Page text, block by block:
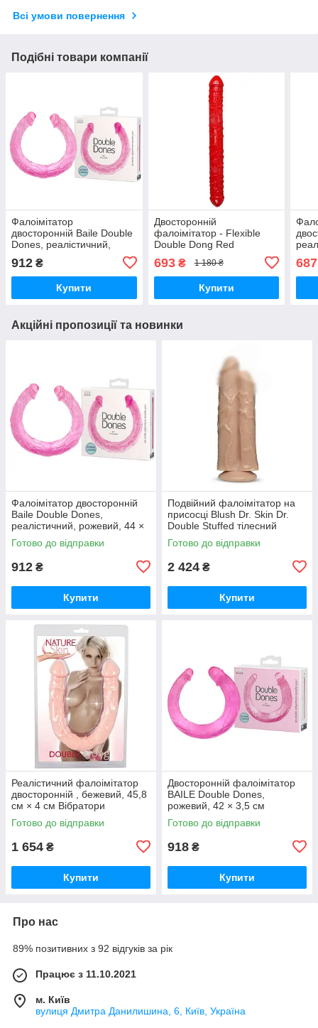
Всі умови повернення
Подібні товари компанії
Фалоімітатор
двосторонній Baile Double
Dones, реалістичний,
Вібратори мастурбатори
секс-шоп
912 ₴
Купити
Двосторонній
фалоімітатор - Flexible
Double Dong Red
Вібратори мастурбатори
секс-шоп
693₴ 1 180 ₴
Купити
687
Акційні пропозиції та новинки
Фалоімітатор двосторонній
Baile Double Dones,
реалістичний, рожевий, 44 ×
3,5 см Вібратори
мастурбатори секс-шоп
Готово до відправки
912 ₴
Купити
Подвійний фалоімітатор на
присосці Blush Dr. Skin Dr.
Double Stuffed тілесний
Вібратори мастурбатори
секс-шоп
Готово до відправки
2 424 ₴
Купити
Реалістичний фалоімітатор
двосторонній , бежевий, 45,8
см × 4 см Вібратори
мастурбатори секс-шоп
Готово до відправки
1 654 ₴
Купити
Двосторонній фалоімітатор
BAILE Double Dones,
рожевий, 42 × 3,5 см
Вібратори мастурбатори
секс-шоп
Готово до відправки
918 ₴
Купити
Про нас
89% позитивних з 92 відгуків за рік
Працює з 11.10.2021
м. Київ
вулиця Дмитра Данилишина, 6, Київ, Україна